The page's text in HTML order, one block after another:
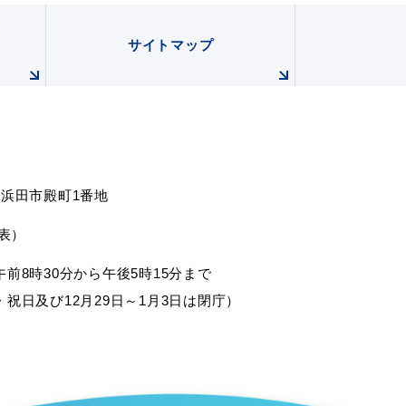
ダウンロード
サイトマップ
田市殿町1番地
）
前8時30分から午後5時15分まで
祝日及び12月29日～1月3日は閉庁）